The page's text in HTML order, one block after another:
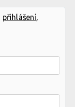
přihlášení